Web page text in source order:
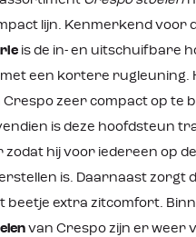
lijn. Kenmerkend voor
is de in- en uitschuifbare
een kortere rugleuning.
Crespo zeer compact op te
is deze hoofdsteun
hij voor iedereen op
is. Daarnaast zorgt
beetje extra zitcomfort.
van Crespo zijn er weer